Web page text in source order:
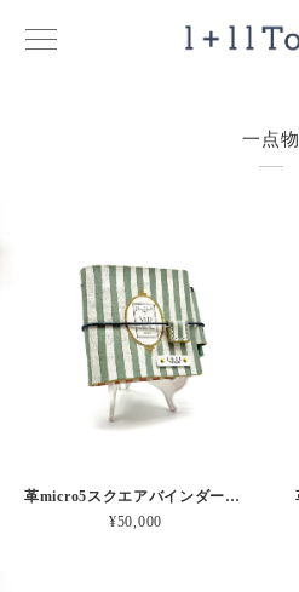
一点物
革micro5スクエアバインダー手帳 “ メロン・イチゴシェイク 昼下がりのお茶会” 本革
¥50,000